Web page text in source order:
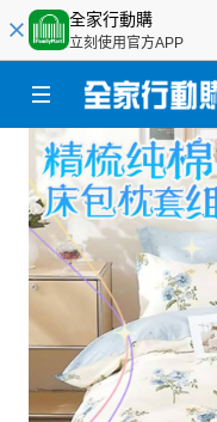
全家行動購
立刻使用官方APP